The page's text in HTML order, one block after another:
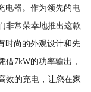
电器。作为领先的电
非常荣幸地推出这款
时尚的外观设计和先
借7kW的功率输出，
效的充电，让您在家